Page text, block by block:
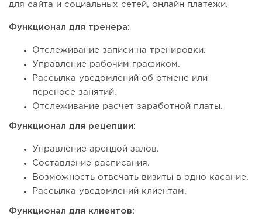
для сайта и социальных сетей, онлайн платежи.
Функционал для тренера:
Отслеживание записи на тренировки.
Управление рабочим графиком.
Рассылка уведомлений об отмене или
переносе занятий.
Отслеживание расчет заработной платы.
Функционал для рецепции:
Управление арендой залов.
Составление расписания.
Возможность отвечать визиты в одно касание.
Рассылка уведомлений клиентам.
Функционал для клиентов: